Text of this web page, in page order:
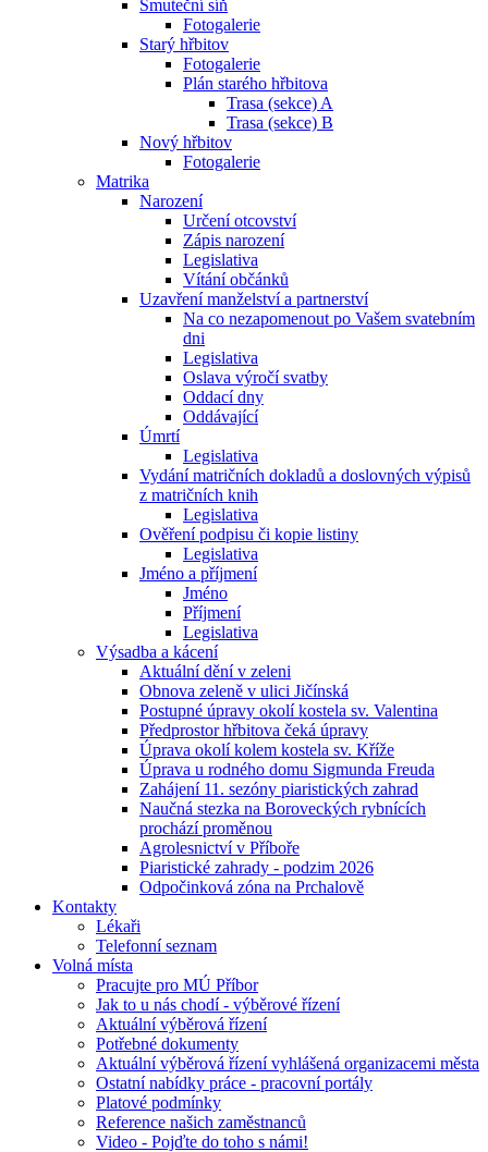
Smuteční síň
Fotogalerie
Starý hřbitov
Fotogalerie
Plán starého hřbitova
Trasa (sekce) A
Trasa (sekce) B
Nový hřbitov
Fotogalerie
Matrika
Narození
Určení otcovství
Zápis narození
Legislativa
Vítání občánků
Uzavření manželství a partnerství
Na co nezapomenout po Vašem svatebním
dni
Legislativa
Oslava výročí svatby
Oddací dny
Oddávající
Úmrtí
Legislativa
Vydání matričních dokladů a doslovných výpisů
z matričních knih
Legislativa
Ověření podpisu či kopie listiny
Legislativa
Jméno a příjmení
Jméno
Příjmení
Legislativa
Výsadba a kácení
Aktuální dění v zeleni
Obnova zeleně v ulici Jičínská
Postupné úpravy okolí kostela sv. Valentina
Předprostor hřbitova čeká úpravy
Úprava okolí kolem kostela sv. Kříže
Úprava u rodného domu Sigmunda Freuda
Zahájení 11. sezóny piaristických zahrad
Naučná stezka na Boroveckých rybnících
prochází proměnou
Agrolesnictví v Příboře
Piaristické zahrady - podzim 2026
Odpočinková zóna na Prchalově
Kontakty
Lékaři
Telefonní seznam
Volná místa
Pracujte pro MÚ Příbor
Jak to u nás chodí - výběrové řízení
Aktuální výběrová řízení
Potřebné dokumenty
Aktuální výběrová řízení vyhlášená organizacemi města
Ostatní nabídky práce - pracovní portály
Platové podmínky
Reference našich zaměstnanců
Video - Pojďte do toho s námi!